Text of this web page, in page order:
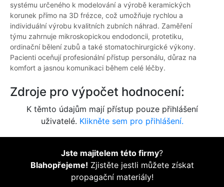
systému určeného k modelování a výrobě keramických
korunek přímo na 3D frézce, což umožňuje rychlou a
individuální výrobu kvalitních zubních náhrad. Zaměření
týmu zahrnuje mikroskopickou endodoncii, protetiku,
ordinační bělení zubů a také stomatochirurgické výkony.
Pacienti oceňují profesionální přístup personálu, důraz na
komfort a jasnou komunikaci během celé léčby.
Zdroje pro výpočet hodnocení:
K těmto údajům mají přístup pouze přihlášení
uživatelé. Klikněte sem pro přihlášení.
Jste majitelem této firmy?
Blahopřejeme! Zjistěte jestli můžete získat
propagační materiály!